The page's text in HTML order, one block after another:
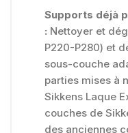
Supports déjà
: Nettoyer et
P220-P280) et
sous-couche
parties mises à
Sikkens Laque
couches de
des anciennes